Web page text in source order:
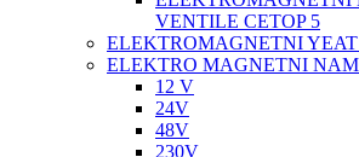
VENTILE CETOP 5
ELEKTROMAGNETNI
ELEKTRO MAGNETNI
12 V
24V
48V
230V